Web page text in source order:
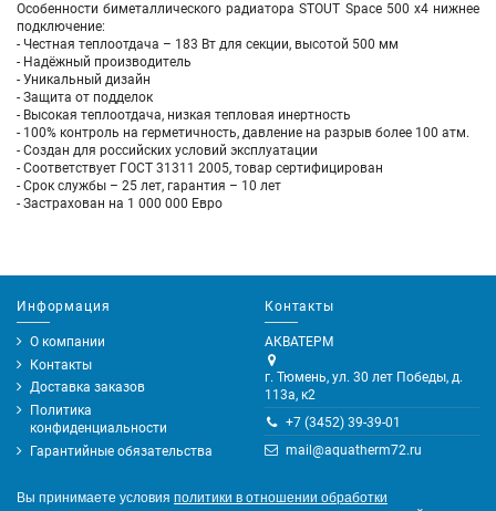
Особенности биметаллического радиатора STOUT Space 500 х4 нижнее
подключение:
- Честная теплоотдача – 183 Вт для секции, высотой 500 мм
- Надёжный производитель
- Уникальный дизайн
- Защита от подделок
- Высокая теплоотдача, низкая тепловая инертность
- 100% контроль на герметичность, давление на разрыв более 100 атм.
- Создан для российских условий эксплуатации
- Соответствует ГОСТ 31311 2005, товар сертифицирован
- Срок службы – 25 лет, гарантия – 10 лет
- Застрахован на 1 000 000 Евро
Информация
О компании
Контакты
Доставка заказов
Политика
конфиденциальности
Гарантийные обязательства
Контакты
АКВАТЕРМ
г. Тюмень, ул. 30 лет Победы, д.
113а, к2
+7 (3452) 39-39-01
mail@aquatherm72.ru
Вы принимаете условия политики в отношении обработки